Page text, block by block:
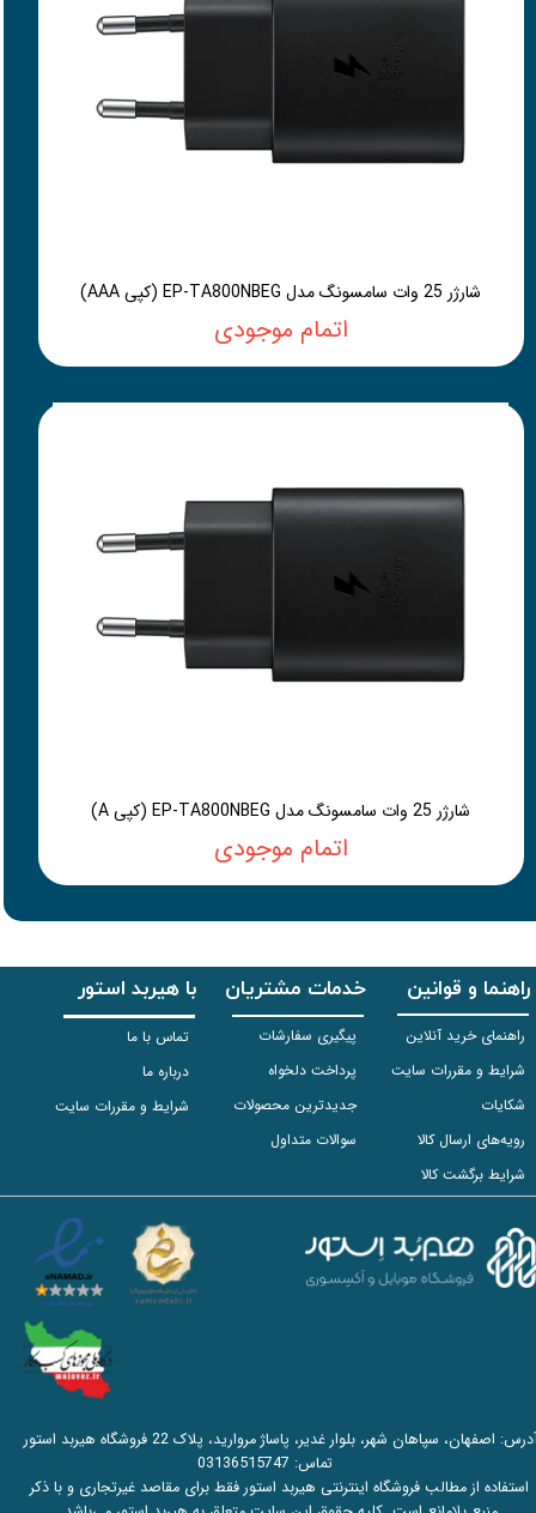
شارژر 25 وات سامسونگ مدل EP-TA800NBEG (کپی AAA)
اتمام موجودی
شارژر 25 وات سامسونگ مدل EP-TA800NBEG (کپی A)
اتمام موجودی
راهنما و قوانین
راهنمای خرید آنلاین
شرایط و مقررات سایت
شکایات
رویه‌های ارسال کالا
شرایط برگشت کالا
خدمات مشتریان
پیگیری سفارشات
پرداخت دلخواه
جدیدترین محصولات
سوالات متداول
با هیربد استور
تماس با ما
درباره ما
شرایط و مقررات سایت
آدرس: اصفهان، سپاهان شهر، بلوار غدیر، پاساژ مروارید، پلاک 22 فروشگاه هیربد استور
تماس: 03136515747
استفاده از مطالب فروشگاه اینترنتی هیربد استور فقط برای مقاصد غیرتجاری و با ذکر